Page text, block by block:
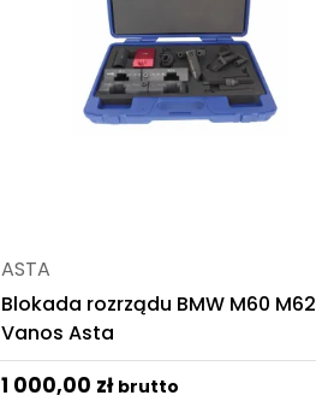
ASTA
Blokada rozrządu BMW M60 M62
Vanos Asta
1 000,00 zł brutto